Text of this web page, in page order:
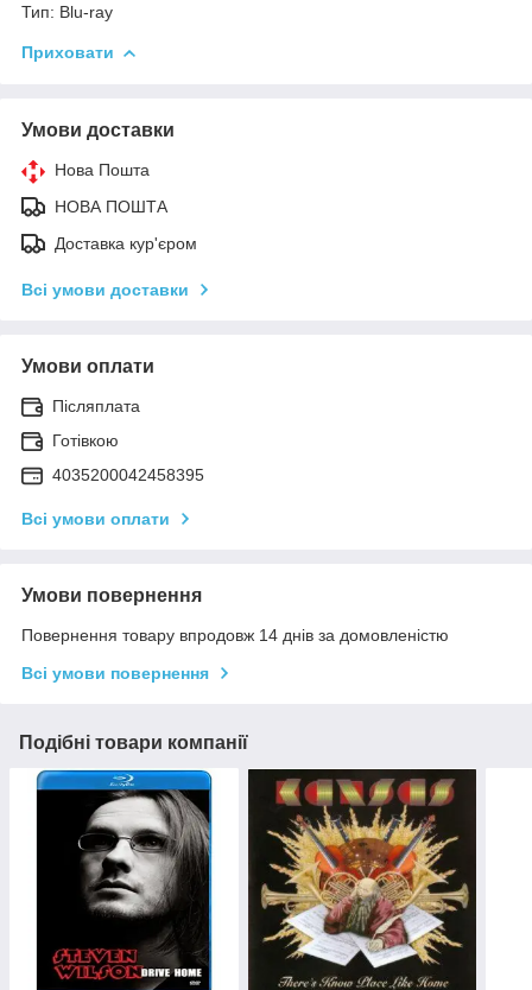
Тип: Blu-ray
Приховати
Умови доставки
Нова Пошта
НОВА ПОШТА
Доставка кур'єром
Всі умови доставки
Умови оплати
Післяплата
Готівкою
4035200042458395
Всі умови оплати
Умови повернення
Повернення товару впродовж 14 днів за домовленістю
Всі умови повернення
Подібні товари компанії